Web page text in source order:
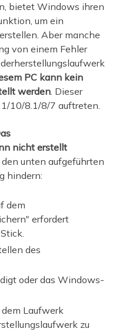
bietet Windows ihren
um ein
Aber manche
von einem Fehler
PC kann kein
werden. Dieser
10/8.1/8/7 auftreten.
nicht erstellt
unten aufgeführten
hindern:
dem
erfordert
des
oder das Windows-
Laufwerk
zu